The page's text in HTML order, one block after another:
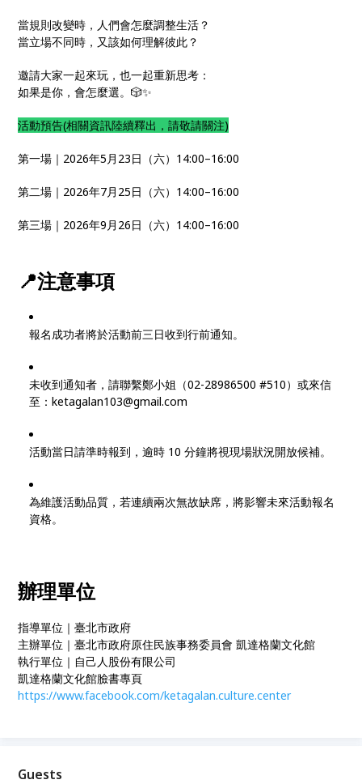
當規則改變時，人們會怎麼調整生活？
當立場不同時，又該如何理解彼此？
邀請大家一起來玩，也一起重新思考：
如果是你，會怎麼選。🎲✨
活動預告(相關資訊陸續釋出，請敬請關注)
第一場｜2026年5月23日（六）14:00–16:00
第二場｜2026年7月25日（六）14:00–16:00
第三場｜2026年9月26日（六）14:00–16:00
📍注意事項
報名成功者將於活動前三日收到行前通知。
未收到通知者，請聯繫鄭小姐（02-28986500 #510）或來信
至：ketagalan103@gmail.com
活動當日請準時報到，逾時 10 分鐘將視現場狀況開放候補。
為維護活動品質，若連續兩次無故缺席，將影響未來活動報名
資格。
辦理單位
指導單位｜臺北市政府
主辦單位｜臺北市政府原住民族事務委員會 凱達格蘭文化館
執行單位｜自己人股份有限公司
凱達格蘭文化館臉書專頁
https://www.facebook.com/ketagalan.culture.center
Guests